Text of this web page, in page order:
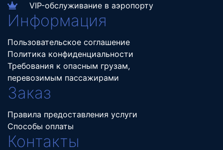
VIP-обслуживание в аэропорту
Информация
Пользовательское соглашение
Политика конфиденциальности
Требования к опасным грузам,
перевозимым пассажирами
Заказ
Правила предоставления услуги
Способы оплаты
Контакты